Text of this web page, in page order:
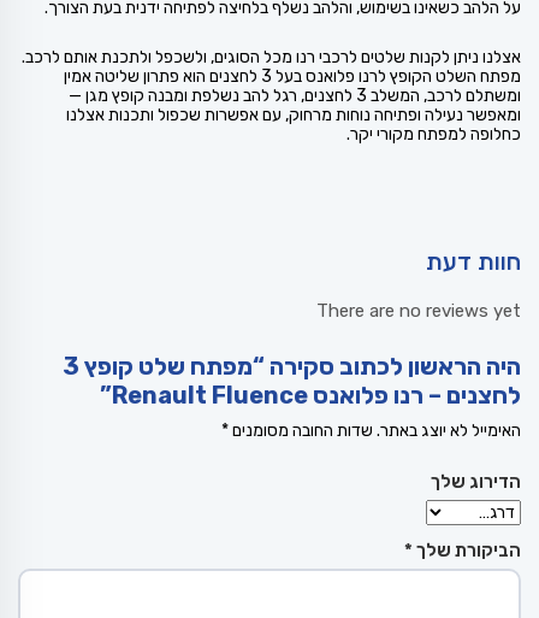
על הלהב כשאינו בשימוש, והלהב נשלף בלחיצה לפתיחה ידנית בעת הצורך.
אצלנו ניתן לקנות שלטים לרכבי רנו מכל הסוגים, ולשכפל ולתכנת אותם לרכב.
מפתח השלט הקופץ לרנו פלואנס בעל 3 לחצנים הוא פתרון שליטה אמין
ומשתלם לרכב, המשלב 3 לחצנים, רגל להב נשלפת ומבנה קופץ מגן —
ומאפשר נעילה ופתיחה נוחות מרחוק, עם אפשרות שכפול ותכנות אצלנו
כחלופה למפתח מקורי יקר.
חוות דעת
There are no reviews yet
היה הראשון לכתוב סקירה “מפתח שלט קופץ 3
לחצנים – רנו פלואנס Renault Fluence”
האימייל לא יוצג באתר. שדות החובה מסומנים*
הדירוג שלך
הביקורת שלך *